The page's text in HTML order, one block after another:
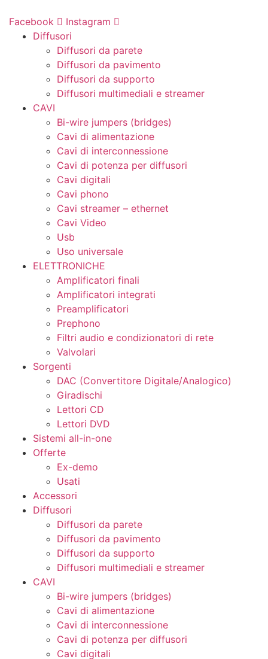
contenuto
Facebook
Instagram
Diffusori
Diffusori da parete
Diffusori da pavimento
Diffusori da supporto
Diffusori multimediali e streamer
CAVI
Bi-wire jumpers (bridges)
Cavi di alimentazione
Cavi di interconnessione
Cavi di potenza per diffusori
Cavi digitali
Cavi phono
Cavi streamer – ethernet
Cavi Video
Usb
Uso universale
ELETTRONICHE
Amplificatori finali
Amplificatori integrati
Preamplificatori
Prephono
Filtri audio e condizionatori di rete
Valvolari
Sorgenti
DAC (Convertitore Digitale/Analogico)
Giradischi
Lettori CD
Lettori DVD
Sistemi all-in-one
Offerte
Ex-demo
Usati
Accessori
Diffusori
Diffusori da parete
Diffusori da pavimento
Diffusori da supporto
Diffusori multimediali e streamer
CAVI
Bi-wire jumpers (bridges)
Cavi di alimentazione
Cavi di interconnessione
Cavi di potenza per diffusori
Cavi digitali